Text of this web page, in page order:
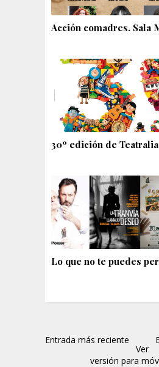
Acción comadres. Sala
30º edición de Teatralia
Lo que no te puedes
Entrada más reciente
Ver
versión para